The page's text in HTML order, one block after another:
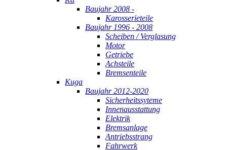
Baujahr 2008 -
Karosserieteile
Baujahr 1996 - 2008
Scheiben / Verglasung
Motor
Getriebe
Achsteile
Bremsenteile
Kuga
Baujahr 2012-2020
Sicherheitssyteme
Innenausstattung
Elektrik
Bremsanlage
Antriebsstrang
Fahrwerk